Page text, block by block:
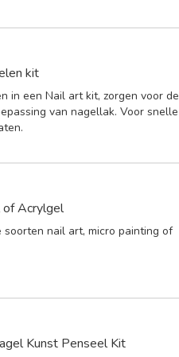
kit
in een Nail art kit, zorgen voor de
van nagellak. Voor snelle
of Acrylgel
nail art, micro painting of
Kunst Penseel Kit